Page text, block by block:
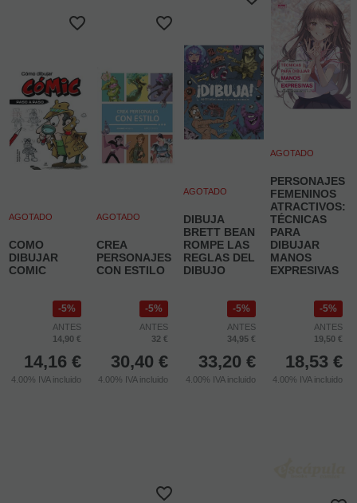
AGOTADO
COMO
DIBUJAR
COMIC
5%
ANTES
14,90 €
14,16 €
4.00% IVA incluido
AGOTADO
CREA
PERSONAJES
CON ESTILO
5%
ANTES
32 €
30,40 €
4.00% IVA incluido
AGOTADO
DIBUJA
BRETT BEAN
ROMPE LAS
REGLAS DEL
DIBUJO
5%
ANTES
34,95 €
33,20 €
4.00% IVA incluido
AGOTADO
PERSONAJES
FEMENINOS
ATRACTIVOS:
TÉCNICAS
PARA
DIBUJAR
MANOS
EXPRESIVAS
5%
ANTES
19,50 €
18,53 €
4.00% IVA incluido